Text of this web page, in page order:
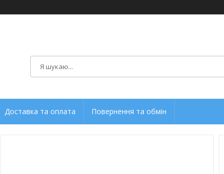
Доставка та оплата Повернення та обмін